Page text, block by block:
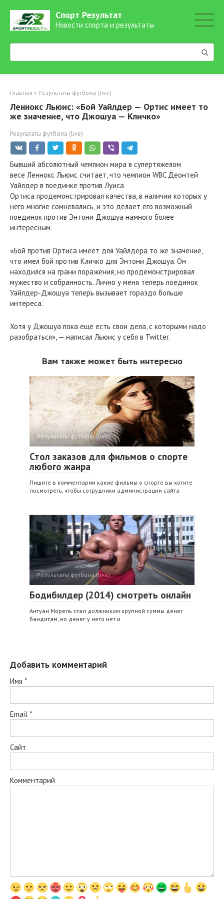
контенту
Спорт Результат
Новости спорта и результаты
Поиск:
Главная » Результаты футбола (live)
Леннокс Льюис: «Бой Уайлдер — Ортис имеет то
же значение, что Джошуа — Кличко»
Результаты футбола (live)
Бывший абсолютный чемпион мира в супертяжелом
весе Леннокс Льюис считает, что чемпион WBC Деонтей
Уайлдер в поединке против Луиса
Ортиса продемонстрировал качества, в наличии которых у
него многие сомневались, и это делает его возможный
поединок против Энтони Джошуа намного более
интересным.
«Бой против Ортиса имеет для Уайлдера то же значение,
что имел бой против Кличко для Энтони Джошуа. Он
находился на грани поражения, но продемонстрировал
мужество и собранность. Лично у меня теперь поединок
Уайлдер-Джошуа теперь вызывает гораздо больше
интереса.
Хотя у Джошуа пока еще есть свои дела, с которыми надо
разобраться», — написал Льюис у себя в Twitter.
Вам также может быть интересно
Результаты футбола (live)
Стол заказов для фильмов о спорте
любого жанра
Пишите в комментарии какие фильмы о спорте вы хотите
посмотреть, чтобы сотрудники администрации сайта
Результаты футбола (live)
Бодибилдер (2014) смотреть онлайн
Антуан Морель стал должником крупной суммы денег
бандитам, но денег у него нет и
Добавить комментарий
Имя *
Email *
Сайт
Комментарий